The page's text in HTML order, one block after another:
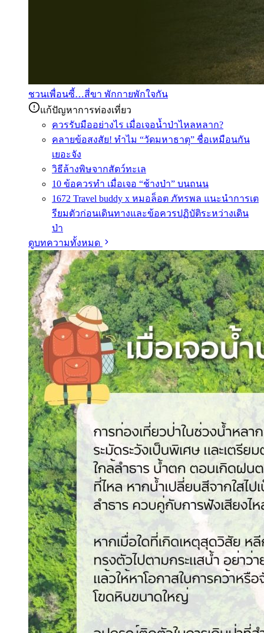
ชวนเพื่อนซี้…สี่ขา พักกายพักใจกัน
แก้ปัญหาการท่องเที่ยว
ควรรับมืออย่างไร เมื่อเจอน้ำป่าไหลหลาก?
คลายข้อสงสัย! ทำไม “วัดมหาธาตุ” ชื่อเหมือนกัน
เยอะจัง
วิธีล้างพิษจากสัตว์ทะเล
10 ข้อควรทำ เมื่อเจอ “ช้างป่า” บนถนน
1672 Travel buddy x หมอล็อต ภัทรพล แนะนำการเต
รียมตัวก่อนเดินทางและข้อควรปฏิบัติระหว่างเดิน
ป่า
ดูบทความทั้งหมด